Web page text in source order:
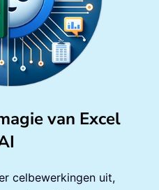
van Excel
celbewerkingen uit,